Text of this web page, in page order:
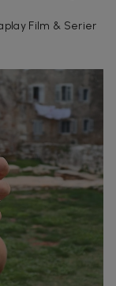
Film & Serier